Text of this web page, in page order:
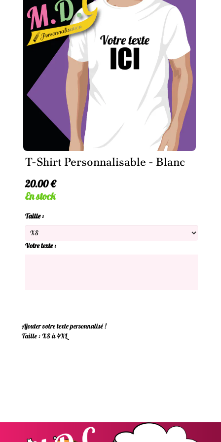
T-Shirt Personnalisable - Blanc
20.00 €
En stock
Taille :
Votre texte :
Ajouter votre texte personnalisé !
Taille : XS à 4XL